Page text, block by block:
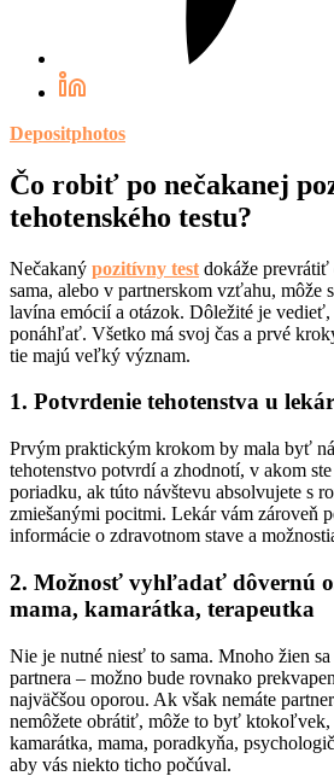
Depositphotos
Čo robiť po nečakanej
tehotenského testu?
Nečakaný pozitívny test dokáže prevrátiť
sama, alebo v partnerskom vzťahu, môže
lavína emócií a otázok. Dôležité je vedieť,
ponáhľať. Všetko má svoj čas a prvé
tie majú veľký význam.
1. Potvrdenie tehotenstva u
Prvým praktickým krokom by mala byť
tehotenstvo potvrdí a zhodnotí, v akom
poriadku, ak túto návštevu absolvujete s
zmiešanými pocitmi. Lekár vám zároveň
informácie o zdravotnom stave a
2. Možnosť vyhľadať dôvernú
mama, kamarátka, terapeutka
Nie je nutné niesť to sama. Mnoho žien
partnera – možno bude rovnako
najväčšou oporou. Ak však nemáte
nemôžete obrátiť, môže to byť ktokoľvek,
kamarátka, mama, poradkyňa,
aby vás niekto ticho počúval.